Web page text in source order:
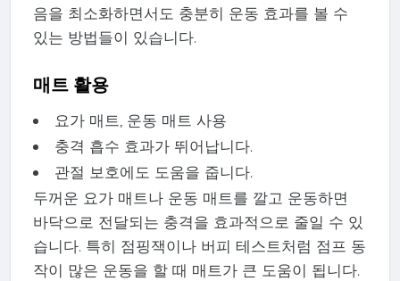
음을 최소화하면서도 충분히 운동 효과를 볼 수
있는 방법들이 있습니다.
매트 활용
요가 매트, 운동 매트 사용
충격 흡수 효과가 뛰어납니다.
관절 보호에도 도움을 줍니다.
두꺼운 요가 매트나 운동 매트를 깔고 운동하면
바닥으로 전달되는 충격을 효과적으로 줄일 수 있
습니다. 특히 점핑잭이나 버피 테스트처럼 점프 동
작이 많은 운동을 할 때 매트가 큰 도움이 됩니다.